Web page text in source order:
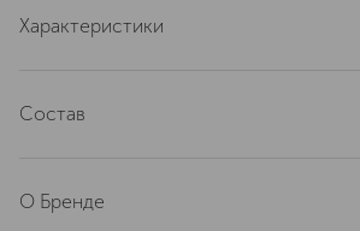
Характеристики
Состав
Dioxide), Octyldodecanol,
О Бренде